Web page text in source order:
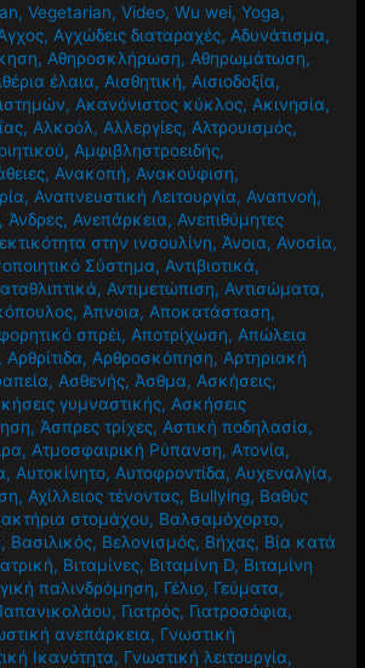
,Vegetarian,Video,Wu wei,Yoga,
, Αγχώδεις διαταραχές, Αδυνάτισμα,
, Αθηροσκλήρωση, Αθηρωμάτωση,
έλαια, Αισθητική, Αισιοδοξία,
, Ακανόνιστος κύκλος, Ακινησία,
, Αλκοόλ, Αλλεργίες, Αλτρουισμός,
, Αμφιβληστροειδής,
, Ανακοπή, Ανακούφιση,
, Αναπνευστική Λειτουργία, Αναπνοή,
, Άνδρες, Ανεπάρκεια, Ανεπιθύμητες
στην ινσουλίνη, Άνοια, Ανοσία,
Σύστημα, Αντιβιοτικά,
, Αντιμετώπιση, Αντισώματα,
, Άπνοια, Αποκατάσταση,
σπρέι, Αποτρίχωση, Απώλεια
, Αρθρίτιδα, Αρθροσκόπηση, Αρτηριακή
, Ασθενής, Άσθμα, Ασκήσεις,
γυμναστικής, Ασκήσεις
, Άσπρες τρίχες, Αστική ποδηλασία,
, Ατμοσφαιρική Ρύπανση, Ατονία,
, Αυτοκίνητο, Αυτοφροντίδα, Αυχεναλγία,
, Αχίλλειος τένοντας, Βullying, Βαθύς
στομάχου, Βαλσαμόχορτο,
, Βασιλικός, Βελονισμός, Βήχας, Βία κατά
, Βιταμίνες, Βιταμίνη D, Βιταμίνη
παλινδρόμηση, Γέλιο, Γεύματα,
, Γιατρός, Γιατροσόφια,
ανεπάρκεια, Γνωστική
Ικανότητα, Γνωστική λειτουργία,